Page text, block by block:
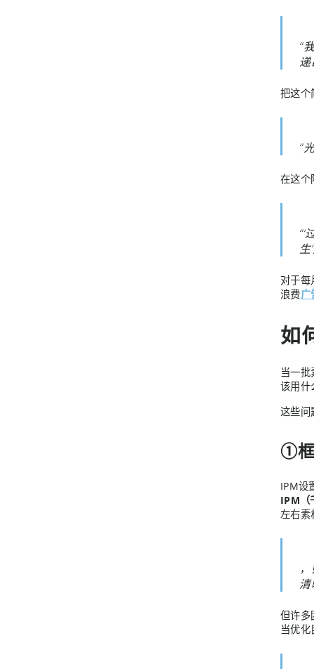
“
递
把这个
“
在这个
生
对于每
浪费广
如
当一
该用什
这些问
①框
IPM设
IPM（
左右素
清
但许多
当优化